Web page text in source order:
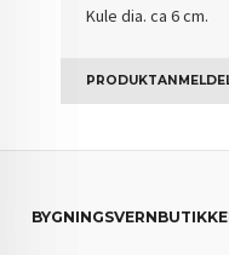
Kule dia. ca 6 cm.